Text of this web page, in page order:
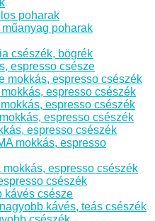
poharak
poharak
csészék, bögrék
espresso csésze
mokkás, espresso csészék
espresso csészék
espresso csészék
espresso csészék
espresso csészék
mokkás, espresso
mokkás, espresso csészék
csészék
kávés csésze
kávés, teás csészék